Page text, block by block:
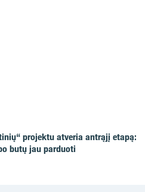
projektu atveria antrąjį etapą:
butų jau parduoti